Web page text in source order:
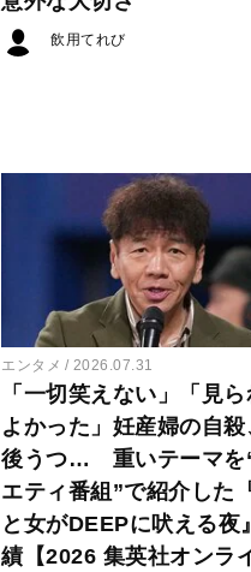
飲用てれび
エンタメ 2026.07.31
「一切笑えない」「見ら
よかった」妊産婦の自殺
後うつ… 重いテーマを
エティ番組”で紹介した
と女がDEEPに吠える夜
績【2026 集英社オンラ